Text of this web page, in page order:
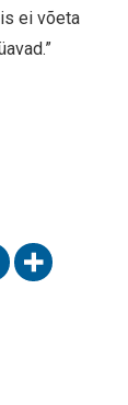
ei võeta